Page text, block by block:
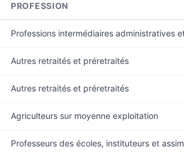
PROFESSION
Professions intermédiaires administratives
Autres retraités et préretraités
Autres retraités et préretraités
Agriculteurs sur moyenne exploitation
Professeurs des écoles, instituteurs et